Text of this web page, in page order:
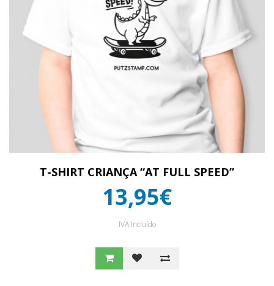
T-SHIRT CRIANÇA “AT FULL SPEED”
13,95€
IVA Incluído